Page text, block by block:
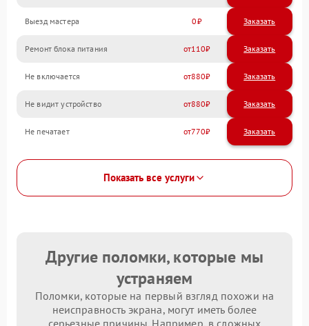
Выезд мастера 0 Заказать
Ремонт блока питания 110
Не включается 880
Не видит устройство 880
Не печатает 770
Показать все услуги
Другие поломки, которые мы
устраняем
Поломки, которые на первый взгляд похожи на
неисправность экрана, могут иметь более
серьезные причины. Например, в сложных